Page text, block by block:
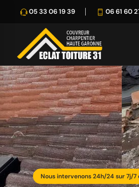
05 33 06 19 39 06 61 60
Nous intervenons 24h/24 sur 7j/7